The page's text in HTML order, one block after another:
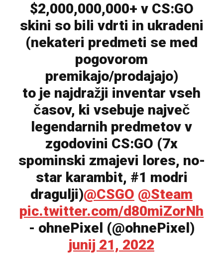
$2,000,000,000+ v CS:GO
skini so bili vdrti in ukradeni
(nekateri predmeti se med
pogovorom
premikajo/prodajajo)
to je najdražji inventar vseh
časov, ki vsebuje največ
legendarnih predmetov v
zgodovini CS:GO (7x
spominski zmajevi lores, no-
star karambit, #1 modri
dragulji)@CSGO @Steam
pic.twitter.com/d80miZorNh
- ohnePixel (@ohnePixel)
junij 21, 2022